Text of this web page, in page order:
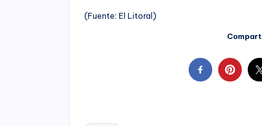
(Fuente: El Litoral)